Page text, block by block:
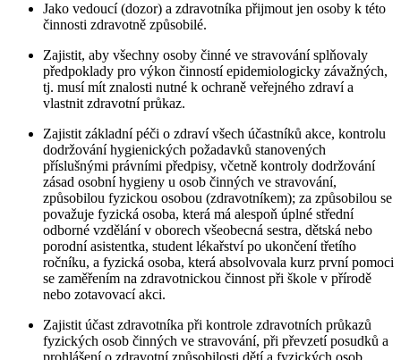
Jako vedoucí (dozor) a zdravotníka přijmout jen osoby k této
činnosti zdravotně způsobilé.
Zajistit, aby všechny osoby činné ve stravování splňovaly
předpoklady pro výkon činností epidemiologicky závažných,
tj. musí mít znalosti nutné k ochraně veřejného zdraví a
vlastnit zdravotní průkaz.
Zajistit základní péči o zdraví všech účastníků akce, kontrolu
dodržování hygienických požadavků stanovených
příslušnými právními předpisy, včetně kontroly dodržování
zásad osobní hygieny u osob činných ve stravování,
způsobilou fyzickou osobou (zdravotníkem); za způsobilou se
považuje fyzická osoba, která má alespoň úplné střední
odborné vzdělání v oborech všeobecná sestra, dětská nebo
porodní asistentka, student lékařství po ukončení třetího
ročníku, a fyzická osoba, která absolvovala kurz první pomoci
se zaměřením na zdravotnickou činnost při škole v přírodě
nebo zotavovací akci.
Zajistit účast zdravotníka při kontrole zdravotních průkazů
fyzických osob činných ve stravování, při převzetí posudků a